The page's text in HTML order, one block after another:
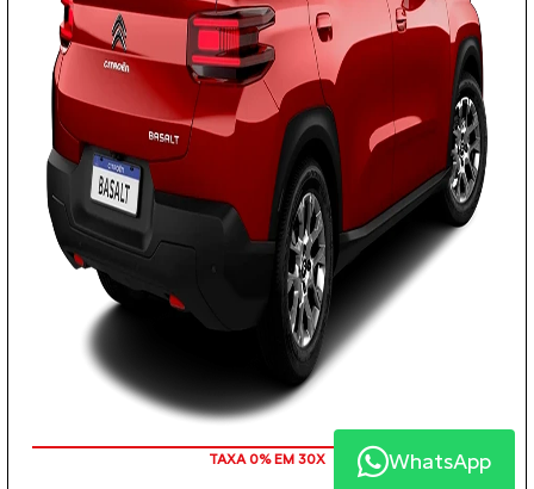
TAXA 0% EM 30X WhatsApp